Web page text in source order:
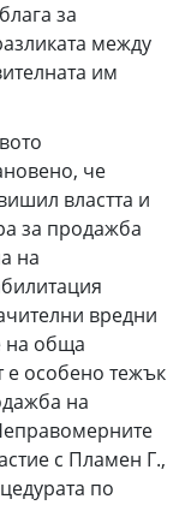
за
между
им
че
властта и
за продажба
на
вредни
на обща
е особено тежък
на
с Пламен Г.,
по